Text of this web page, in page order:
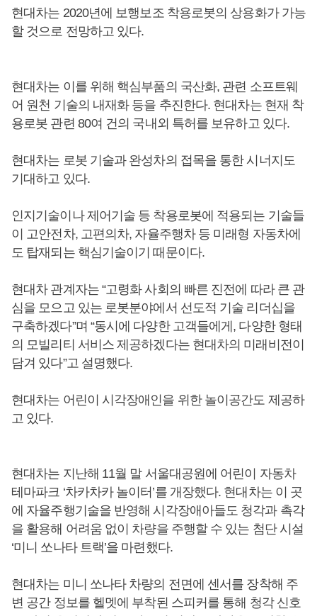
현대차는 2020년에 보행보조 착용로봇의 상용화가 가능
할 것으로 전망하고 있다.
현대차는 이를 위해 핵심부품의 국산화, 관련 소프트웨
어 원천 기술의 내재화 등을 추진한다. 현대차는 현재 착
용로봇 관련 80여 건의 국내외 특허를 보유하고 있다.
현대차는 로봇 기술과 완성차의 접목을 통한 시너지도
기대하고 있다.
인지기술이나 제어기술 등 착용로봇에 적용되는 기술들
이 고안전차, 고편의차, 자율주행차 등 미래형 자동차에
도 탑재되는 핵심기술이기 때문이다.
현대차 관계자는 “고령화 사회의 빠른 진전에 따라 큰 관
심을 모으고 있는 로봇분야에서 선도적 기술 리더십을
구축하겠다”며 “동시에 다양한 고객들에게, 다양한 형태
의 모빌리티 서비스 제공하겠다는 현대차의 미래비전이
담겨 있다”고 설명했다.
현대차는 어린이 시각장애인을 위한 놀이공간도 제공하
고 있다.
현대차는 지난해 11월 말 서울대공원에 어린이 자동차
테마파크 ‘차카차카 놀이터’를 개장했다. 현대차는 이 곳
에 자율주행기술을 반영해 시각장애아들도 청각과 촉각
을 활용해 어려움 없이 차량을 주행할 수 있는 첨단 시설
‘미니 쏘나타 트랙’을 마련했다.
현대차는 미니 쏘나타 차량의 전면에 센서를 장착해 주
변 공간 정보를 헬멧에 부착된 스피커를 통해 청각 신호